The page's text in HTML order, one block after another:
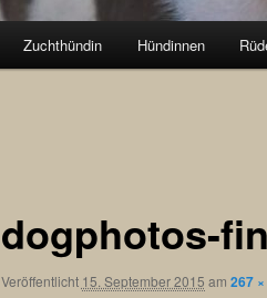
Zuchthündin Hündinnen
dogphotos-
Veröffentlicht 15. September 2015 am 267